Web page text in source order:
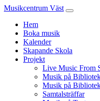
Musikcentrum Väst
Hem
Boka musik
Kalender
Skapande Skola
Projekt
Live Music From
Musik på
Musik på
Samtalsträffar